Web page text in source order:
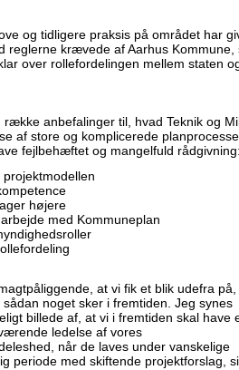
og tidligere praksis på området har
reglerne krævede af Aarhus Kommune,
over rollefordelingen mellem staten
anbefalinger til, hvad Teknik og
af store og komplicerede
fejlbehæftet og mangelfuld
højere
med Kommuneplan
at vi fik et blik udefra på,
noget sker i fremtiden. Jeg synes
billede af, at vi i fremtiden skal have
ledelse af vores
når de laves under vanskelige
periode med skiftende projektforslag,